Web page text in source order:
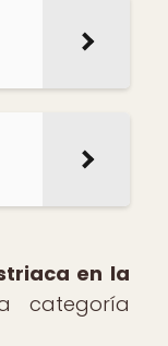
en la
categoría